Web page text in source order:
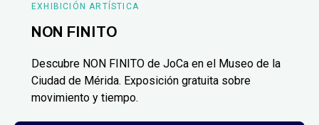
EXHIBICIÓN ARTÍSTICA
NON FINITO
Descubre NON FINITO de JoCa en el Museo de la
Ciudad de Mérida. Exposición gratuita sobre
movimiento y tiempo.